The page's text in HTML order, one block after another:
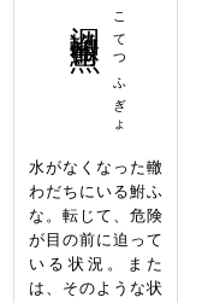
こてつふぎょ
水がなくなった轍
わだちにいる鮒ふ
な。転じて、危険
が目の前に迫って
いる状況。また
は、そのような状